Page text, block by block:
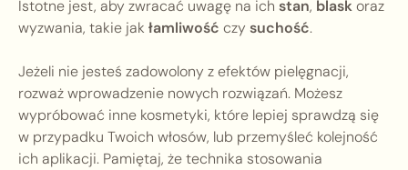
Istotne jest, aby zwracać uwagę na ich stan, blaskoraz
wyzwania, takie jak łamliwość czy suchość.
Jeżeli nie jesteś zadowolony z efektów pielęgnacji,
rozważ wprowadzenie nowych rozwiązań. Możesz
wypróbować inne kosmetyki, które lepiej sprawdzą się
w przypadku Twoich włosów, lub przemyśleć kolejność
ich aplikacji. Pamiętaj, że technika stosowania